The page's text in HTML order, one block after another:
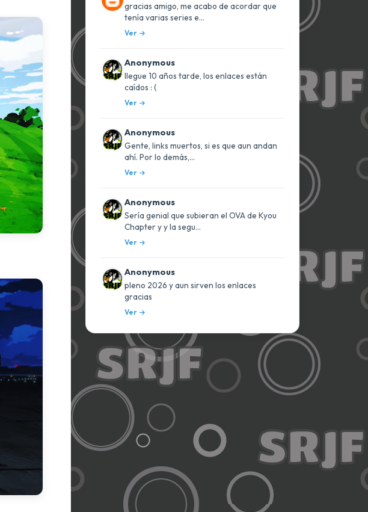
gracias amigo, me acabo de acordar que
tenía varias series e...
Ver
Anonymous
llegue 10 años tarde, los enlaces están
caídos : (
Ver
Anonymous
Gente, links muertos, si es que aun andan
ahí. Por lo demás,...
Ver
Anonymous
Sería genial que subieran el OVA de Kyou
Chapter y y la segu...
Ver
Anonymous
pleno 2026 y aun sirven los enlaces
gracias
Ver